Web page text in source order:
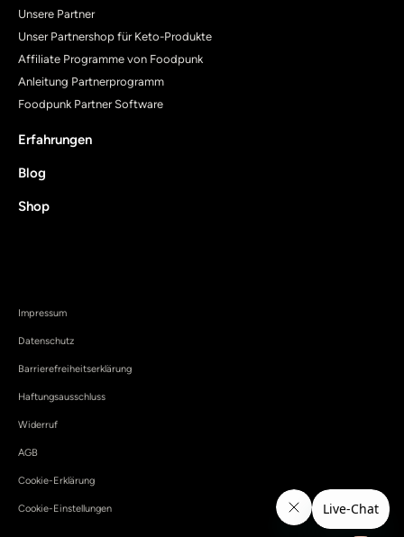
Unsere Partner
Unser Partnershop für Keto-Produkte
Affiliate Programme von Foodpunk
Anleitung Partnerprogramm
Foodpunk Partner Software
Erfahrungen
Blog
Shop
Impressum
Datenschutz
Barrierefreiheitserklärung
Haftungsausschluss
Widerruf
AGB
Cookie-Erklärung
Cookie-Einstellungen